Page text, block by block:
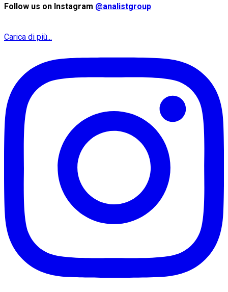
Follow us on Instagram @analistgroup
Carica di più...